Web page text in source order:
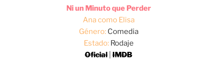
Ni un Minuto que Perder
Ana como Elisa
Género:Comedia
Estado:Rodaje
Oficial IMDB